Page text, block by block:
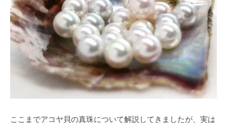
ここまでアコヤ貝の真珠について解説してきましたが、実は